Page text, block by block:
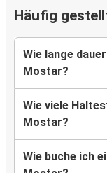
Häufig
Wie lange
Mostar?
Wie viele
Mostar?
Wie buche ich